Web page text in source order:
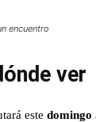
encuentro
ver
este domingo